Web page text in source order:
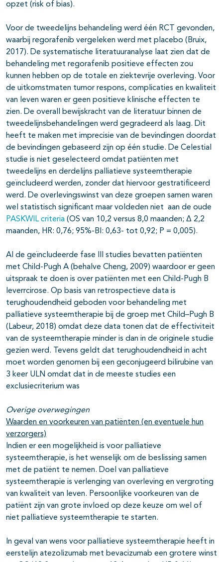
opzet (risk of bias).
Voor de tweedelijns behandeling werd één RCT gevonden,
waarbij regorafenib vergeleken werd met placebo (Bruix,
2017). De systematische literatuuranalyse laat zien dat de
behandeling met regorafenib positieve effecten zou
kunnen hebben op de totale en ziektevrije overleving. Voor
de uitkomstmaten tumor respons, complicaties en kwaliteit
van leven waren er geen positieve klinische effecten te
zien. De overall bewijskracht van de literatuur binnen de
tweedelijnsbehandelingen werd gegradeerd als laag. Dit
heeft te maken met imprecisie van de bevindingen doordat
de bevindingen gebaseerd zijn op één studie. De Celestial
studie is niet geselecteerd omdat patiënten met
tweedelijns en derdelijns palliatieve systeemtherapie
geïncludeerd werden, zonder dat hiervoor gestratificeerd
werd. De overlevingswinst van deze groepen samen waren
wel statistisch significant maar voldeden niet aan de oude
PASKWIL criteria (OS van 10,2 versus 8,0 maanden; Δ 2,2
maanden, HR: 0,76; 95%-BI: 0,63- tot 0,92; P = 0,005).
Al de geïncludeerde fase III studies bevatten patiënten
met Child-Pugh A (behalve Cheng, 2009) waardoor er geen
uitspraak te doen is over patiënten met een Child-Pugh B
leverrcirose. Op basis van retrospectieve data is
terughoudendheid geboden voor behandeling met
palliatieve systeemtherapie bij de groep met Child–Pugh B
(Labeur, 2018) omdat deze data tonen dat de effectiviteit
van de systeemtherapie minder is dan in de originele studie
gezien werd. Tevens geldt dat terughoudendheid in acht
moet worden genomen bij een geconjugeerd bilirubine van
3 keer ULN omdat dat in de meeste studies een
exclusiecriterium was
Overige overwegingen
Waarden en voorkeuren van patiënten (en eventuele hun
verzorgers)
Indien er een mogelijkheid is voor palliatieve
systeemtherapie, is het wenselijk om de beslissing samen
met de patiënt te nemen. Doel van palliatieve
systeemtherapie is verlenging van overleving en vergroting
van kwaliteit van leven. Persoonlijke voorkeuren van de
patiënt zijn van grote invloed op deze keuze om wel of
niet palliatieve systeemtherapie te starten.
In geval van wens voor palliatieve systeemtherapie heeft in
eerstelijn atezolizumab met bevacizumab een grotere winst